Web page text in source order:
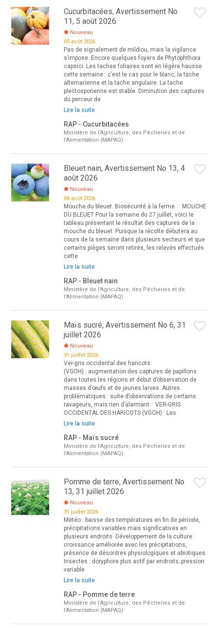
Cucurbitacées, Avertissement No
11, 5 août 2026
Nouveau
05 août 2026
Pas de signalement de mildiou, mais la vigilance
s’impose. Encore quelques foyers de Phytophthora
capsici. Les taches foliaires sont en légère hausse
cette semaine : c’est le cas pour le blanc, la tache
alternarienne et la tache angulaire. La tache
plectosporienne est stable. Diminution des captures
du perceur de
Lire la suite
RAP - Cucurbitacées
Ministère de l'Agriculture, des Pêcheries et de
l'Alimentation (MAPAQ)
Bleuet nain, Avertissement No 13, 4
août 2026
Nouveau
04 août 2026
Mouche du bleuet. Biosécurité à la ferme. MOUCHE
DU BLEUET Pour la semaine du 27 juillet, voici le
tableau présentant le résultat des captures de la
mouche du bleuet. Puisque la récolte débutera au
cours de la semaine dans plusieurs secteurs et que
certains pièges seront retirés, les relevés effectués
cette
Lire la suite
RAP - Bleuet nain
Ministère de l'Agriculture, des Pêcheries et de
l'Alimentation (MAPAQ)
Maïs sucré, Avertissement No 6, 31
juillet 2026
Nouveau
31 juillet 2026
Ver-gris occidental des haricots
(VGOH) : augmentation des captures de papillons
dans toutes les régions et début d’observation de
masses d’œufs et de jeunes larves. Autres
problématiques : suite d’observations de certains
ravageurs, mais rien d’alarmant. VER-GRIS
OCCIDENTAL DES HARICOTS (VGOH) Les
Lire la suite
RAP - Maïs sucré
Ministère de l'Agriculture, des Pêcheries et de
l'Alimentation (MAPAQ)
Pomme de terre, Avertissement No
13, 31 juillet 2026
Nouveau
31 juillet 2026
Météo : baisse des températures en fin de période,
précipitations variables mais significatives en
plusieurs endroits. Développement de la culture :
croissance améliorée avec les précipitations,
présence de désordres physiologiques et abiotiques.
Insectes : doryphore plus actif par endroits; pression
variable
Lire la suite
RAP - Pomme de terre
Ministère de l'Agriculture, des Pêcheries et de
l'Alimentation (MAPAQ)